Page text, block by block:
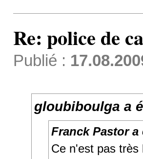
Re: police de
Publié :
gloubiboulga a
Franck Pastor a
Ce n'est pas très